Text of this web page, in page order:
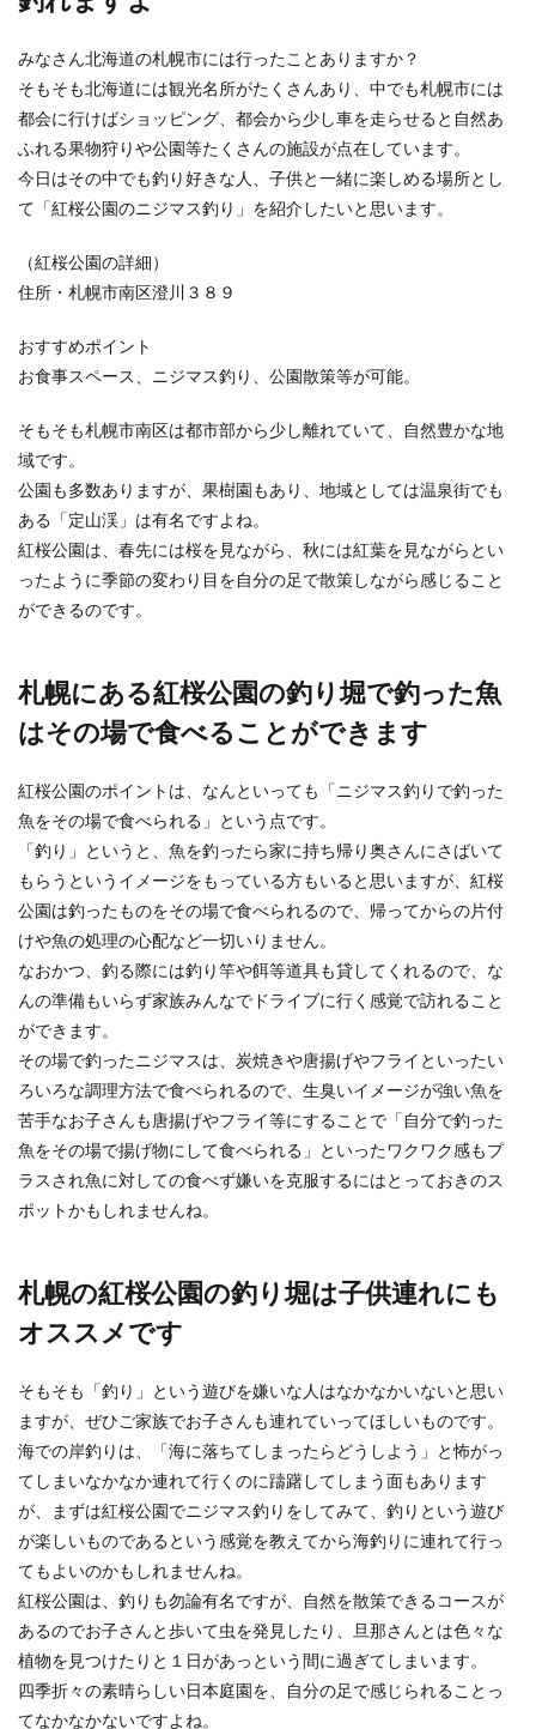
海外の海へ行く時の貴重品はどうす
る？安心出来る管理の方法
家族で初めての海外旅行。家族旅行といえばハワ
イやグアムなど人気ですが、海で遊ぶ時に心配な
のが貴重品の...
セラミックフライパンがくっつくのは
セラミックフライパンを使用した人の中には、
抱いてしまう方...
【色に関する漢字を使った名前】男の
子におすすめの名前をご紹介
るおすすめのアイテム
す。どんなものを買っていけば喜ばれるのか、想
像しながら選...
男性で身長が150台でもコンプレック
スにしない方法
身長が150台ということをコンプレックスに感じ
ている男性はいませんか？もちろん背が高いこと
は有利にな...
布団を干すなら下にカバーを敷こう！
布団をベランダに干す時は、下にカバーを敷いて
ピアノの演奏会におすすめのプレゼン
トや差し入れの選び方
ピアノの演奏会に招待された場合には、やはりプ
レゼントや差し入れを持っていくのがスマートな
方法です。 ...
重曹とクエン酸は洗濯槽掃除に向いて
る？使用方法と注意点
みなさん北海道の札幌市には行ったことありますか？
そもそも北海道には観光名所がたくさんあり、中でも札幌市には
都会に行けばショッピング、都会から少し車を走らせると自然あ
ふれる果物狩りや公園等たくさんの施設が点在しています。
今日はその中でも釣り好きな人、子供と一緒に楽しめる場所とし
て「紅桜公園のニジマス釣り」を紹介したいと思います。
（紅桜公園の詳細）
住所・札幌市南区澄川３８９
おすすめポイント
お食事スペース、ニジマス釣り、公園散策等が可能。
そもそも札幌市南区は都市部から少し離れていて、自然豊かな地
域です。
公園も多数ありますが、果樹園もあり、地域としては温泉街でも
ある「定山渓」は有名ですよね。
紅桜公園は、春先には桜を見ながら、秋には紅葉を見ながらとい
ったように季節の変わり目を自分の足で散策しながら感じること
ができるのです。
札幌にある紅桜公園の釣り堀で釣った魚
はその場で食べることができます
紅桜公園のポイントは、なんといっても「ニジマス釣りで釣った
魚をその場で食べられる」という点です。
「釣り」というと、魚を釣ったら家に持ち帰り奥さんにさばいて
もらうというイメージをもっている方もいると思いますが、紅桜
公園は釣ったものをその場で食べられるので、帰ってからの片付
けや魚の処理の心配など一切いりません。
なおかつ、釣る際には釣り竿や餌等道具も貸してくれるので、な
んの準備もいらず家族みんなでドライブに行く感覚で訪れること
ができます。
その場で釣ったニジマスは、炭焼きや唐揚げやフライといったい
ろいろな調理方法で食べられるので、生臭いイメージが強い魚を
苦手なお子さんも唐揚げやフライ等にすることで「自分で釣った
魚をその場で揚げ物にして食べられる」といったワクワク感もプ
ラスされ魚に対しての食べず嫌いを克服するにはとっておきのス
ポットかもしれませんね。
札幌の紅桜公園の釣り堀は子供連れにも
オススメです
そもそも「釣り」という遊びを嫌いな人はなかなかいないと思い
ますが、ぜひご家族でお子さんも連れていってほしいものです。
海での岸釣りは、「海に落ちてしまったらどうしよう」と怖がっ
てしまいなかなか連れて行くのに躊躇してしまう面もあります
が、まずは紅桜公園でニジマス釣りをしてみて、釣りという遊び
が楽しいものであるという感覚を教えてから海釣りに連れて行っ
てもよいのかもしれませんね。
紅桜公園は、釣りも勿論有名ですが、自然を散策できるコースが
あるのでお子さんと歩いて虫を発見したり、旦那さんとは色々な
植物を見つけたりと１日があっという間に過ぎてしまいます。
四季折々の素晴らしい日本庭園を、自分の足で感じられることっ
てなかなかないですよね。